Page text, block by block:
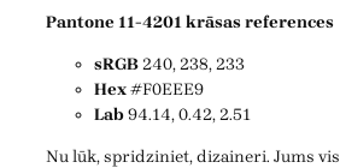
Pantone 11-4201 krāsas references
sRGB240, 238, 233
Hex#F0EEE9
Lab94.14, 0.42, 2.51
Nu lūk, spridziniet, dizaineri. Jums